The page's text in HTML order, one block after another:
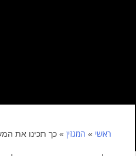
ראשי » המגזין » כך תכינו את